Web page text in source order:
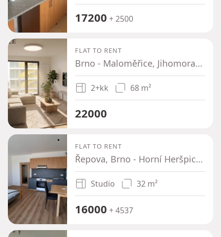
17200 + 2500
FLAT TO RENT
Brno - Maloměřice, Jihomoravský Region
2+kk 68 m²
22000
FLAT TO RENT
Řepova, Brno - Horní Heršpice, Jihomoravský Region
Studio 32 m²
16000 + 4537